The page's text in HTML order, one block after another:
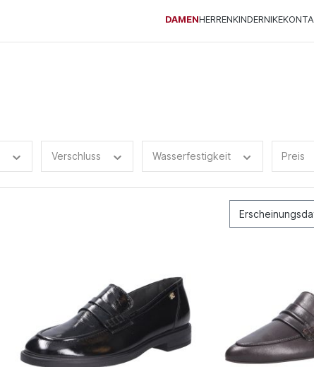
DAMENHERRENKINDERNIKE
Verschluss Wasserfestigkeit Preis